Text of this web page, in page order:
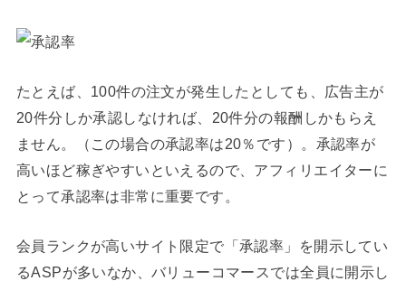
たとえば、100件の注文が発生したとしても、広告主が
20件分しか承認しなければ、20件分の報酬しかもらえ
ません。（この場合の承認率は20％です）。承認率が
高いほど稼ぎやすいといえるので、アフィリエイターに
とって承認率は非常に重要です。
会員ランクが高いサイト限定で「承認率」を開示してい
るASPが多いなか、バリューコマースでは全員に開示し